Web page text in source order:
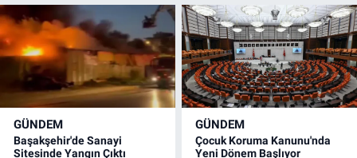
GÜNDEM
Başakşehir'de Sanayi
Sitesinde Yangın Çıktı
GÜNDEM
Çocuk Koruma Kanunu'nda
Yeni Dönem Başlıyor